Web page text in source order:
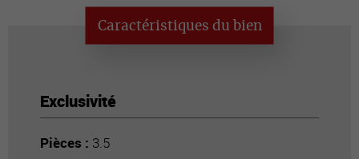
Caractéristiques du bien
Exclusivité
Pièces : 3.5